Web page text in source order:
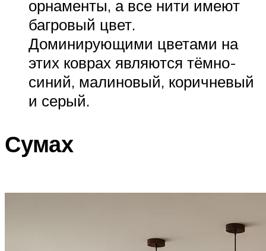
орнаменты, а все нити имеют
багровый цвет.
Доминирующими цветами на
этих коврах являются тёмно-
синий, малиновый, коричневый
и серый.
Сумах